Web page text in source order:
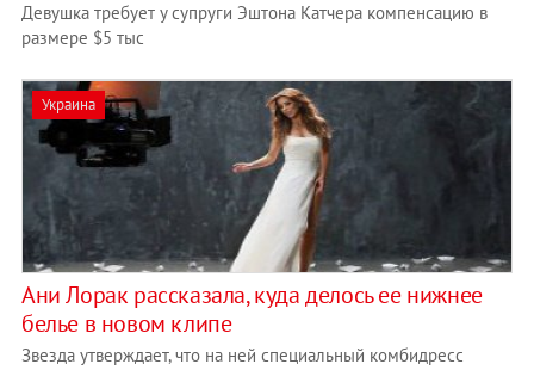
Девушка требует у супруги Эштона Катчера компенсацию в
размере $5 тыс
Украина
Ани Лорак рассказала, куда делось ее нижнее
белье в новом клипе
Звезда утверждает, что на ней специальный комбидресс